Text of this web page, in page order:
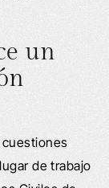
un
cuestiones
de trabajo